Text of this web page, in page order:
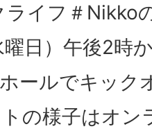
ライフ＃Nikko
日）午後2時
ールでキック
の様子はオン